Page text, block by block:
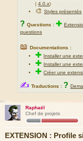
|4.0.x)
🎨Styles présentés
? Questions : ✚
questions
📖 Documentations :
✚ Installer une
✚ Installer une
✚Créer une
✍ Traductions : ?
Raphaël
Chef de projets
EXTENSION : Profile